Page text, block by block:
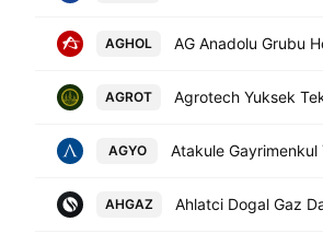
AGHOL
AGROT
AGYO
AHGAZ